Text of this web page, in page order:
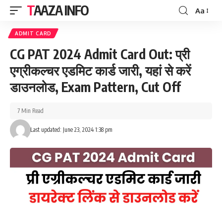
TAAZA INFO
Font
Aa
ADMIT CARD
CG PAT 2024 Admit Card Out: प्री
एग्रीकल्चर एडमिट कार्ड जारी, यहां से करें
डाउनलोड, Exam Pattern, Cut Off
Last updated: June 23, 2024 1:38 pm
7 Min Read